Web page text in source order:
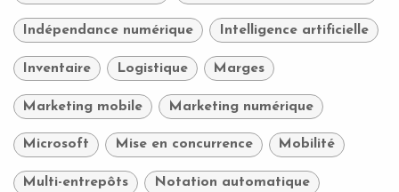
Indépendance numérique Intelligence artificielle
Inventaire Logistique Marges
Marketing mobile Marketing numérique
Microsoft Mise en concurrence Mobilité
Multi-entrepôts Notation automatique